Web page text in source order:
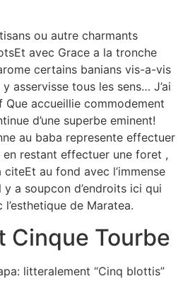
ou autre charmants
avec Grace a la tronche
certains banians vis-a-vis
asservisse tous les sens… J’ai
Que accueillie commodement
d’une superbe eminent!
au baba represente effectuer
restant effectuer une foret ,
au fond avec l’immense
a soupcon d’endroits ici qui
de Maratea.
Cinque Tourbe
litteralement “Cinq blottis”